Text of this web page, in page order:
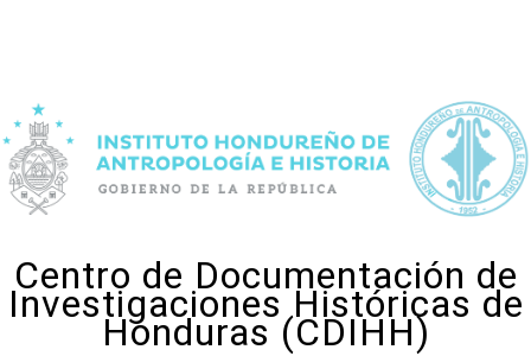
Centro de Documentación de
Investigaciones Históricas de
Honduras (CDIHH)